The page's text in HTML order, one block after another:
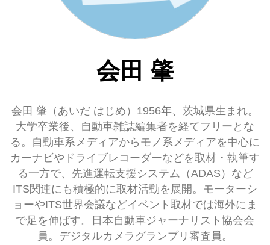
HOME
会田 肇
会田 肇（あいだ はじめ）1956年、茨城県生まれ。
大学卒業後、自動車雑誌編集者を経てフリーとな
る。自動車系メディアからモノ系メディアを中心に
カーナビやドライブレコーダーなどを取材・執筆す
る一方で、先進運転支援システム（ADAS）など
ITS関連にも積極的に取材活動を展開。モーターシ
ョーやITS世界会議などイベント取材では海外にま
で足を伸ばす。日本自動車ジャーナリスト協会会
員。デジタルカメラグランプリ審査員。